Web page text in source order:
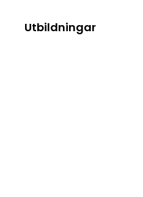
Utbildningar